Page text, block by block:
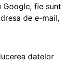
Google, fie sunt
de e-mail,
datelor